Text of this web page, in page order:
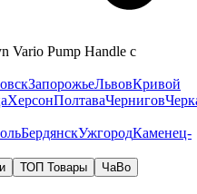
Vario Pump Handle с
ЗапорожьеЛьвовКривой
ХерсонПолтаваЧернигов
БердянскУжгородКаменец-
ТОП Товары
ЧаВо